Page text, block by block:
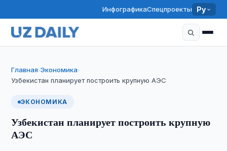
ИнфографикаСпецпроекты Ру
Главная›Экономика›
Узбекистан планирует построить крупную АЭС
ЭКОНОМИКА
Узбекистан планирует построить крупную
АЭС